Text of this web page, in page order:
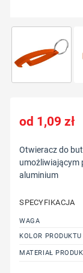
1,09zł
Otwieracz do
umożliwiającym
aluminium
SPECYFIKACJA
WAGA
KOLOR PRODUKTU
MATERIAŁ